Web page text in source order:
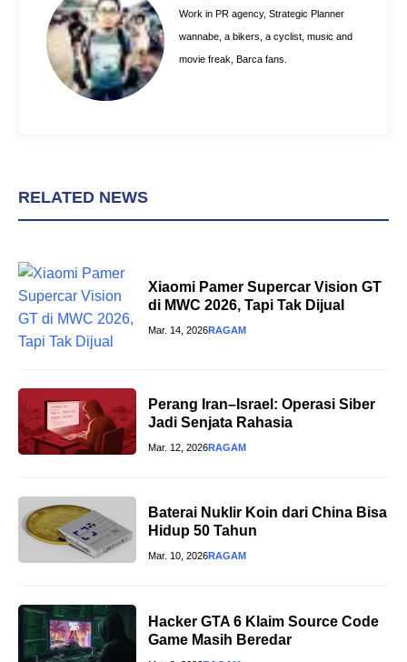
k
e
s
p
p
Work in PR agency, Strategic Planner
wannabe, a bikers, a cyclist, music and
movie freak, Barca fans.
RELATED NEWS
Xiaomi Pamer Supercar Vision GT
di MWC 2026, Tapi Tak Dijual
Mar. 14, 2026RAGAM
Perang Iran–Israel: Operasi Siber
Jadi Senjata Rahasia
Mar. 12, 2026RAGAM
Baterai Nuklir Koin dari China Bisa
Hidup 50 Tahun
Mar. 10, 2026RAGAM
Hacker GTA 6 Klaim Source Code
Game Masih Beredar